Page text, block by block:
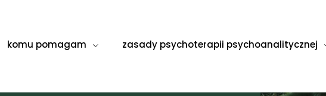
komu pomagam zasady psychoterapii psychoanalitycznej